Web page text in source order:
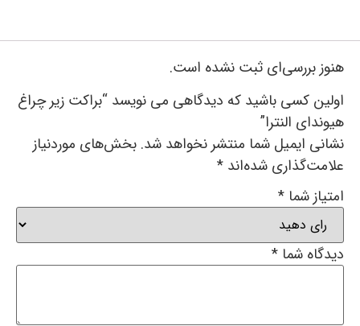
هنوز بررسی‌ای ثبت نشده است.
اولین کسی باشید که دیدگاهی می نویسد “براکت زیر چراغ
هیوندای النترا”
نشانی ایمیل شما منتشر نخواهد شد. بخش‌های موردنیاز
علامت‌گذاری شده‌اند *
امتیاز شما *
دیدگاه شما *